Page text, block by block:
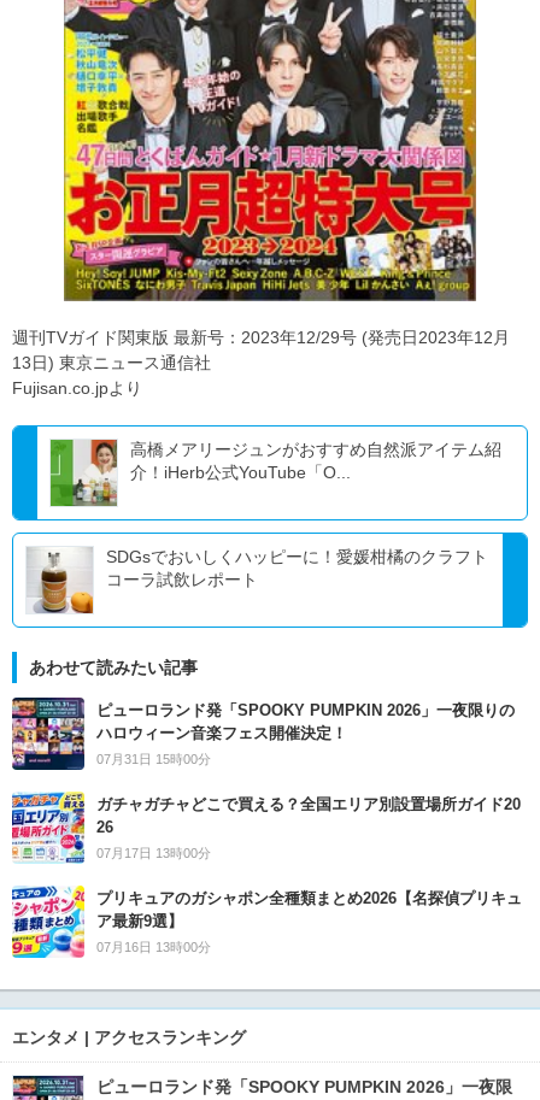
週刊TVガイド関東版 最新号：2023年12/29号 (発売日2023年12月
13日) 東京ニュース通信社
Fujisan.co.jpより
高橋メアリージュンがおすすめ自然派アイテム紹
介！iHerb公式YouTube「O...
SDGsでおいしくハッピーに！愛媛柑橘のクラフト
コーラ試飲レポート
あわせて読みたい記事
ピューロランド発「SPOOKY PUMPKIN 2026」一夜限りの
ハロウィーン音楽フェス開催決定！
07月31日 15時00分
ガチャガチャどこで買える？全国エリア別設置場所ガイド20
26
07月17日 13時00分
プリキュアのガシャポン全種類まとめ2026【名探偵プリキュ
ア最新9選】
07月16日 13時00分
エンタメ | アクセスランキング
ピューロランド発「SPOOKY PUMPKIN 2026」一夜限